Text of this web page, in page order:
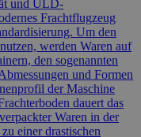
und ULD-
Frachtflugzeug
Um den
werden Waren auf
den sogenannten
und Formen
der Maschine
dauert das
Waren in der
einer drastischen